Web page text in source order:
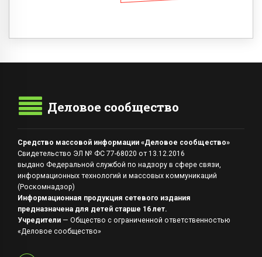
Деловое сообщество
Средство массовой информации «Деловое сообщество»
Свидетельство ЭЛ № ФС 77-68020 от 13.12.2016
выдано Федеральной службой по надзору в сфере связи,
информационных технологий и массовых коммуникаций
(Роскомнадзор)
Информационная продукция сетевого издания
предназначена для детей старше 16 лет.
Учредители — Общество с ограниченной ответственностью
«Деловое сообщество»